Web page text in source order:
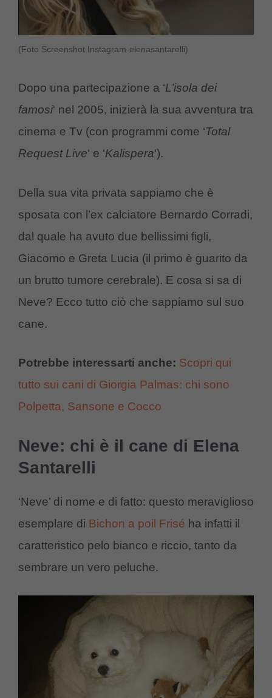
(Foto Screenshot Instagram-elenasantarelli)
Dopo una partecipazione a ‘L’isola dei
famosi‘ nel 2005, inizierà la sua avventura tra
cinema e Tv (con programmi come ‘Total
Request Live‘ e ‘Kalispera‘).
Della sua vita privata sappiamo che è
sposata con l’ex calciatore Bernardo Corradi,
dal quale ha avuto due bellissimi figli,
Giacomo e Greta Lucia (il primo è guarito da
un brutto tumore cerebrale). E cosa si sa di
Neve? Ecco tutto ciò che sappiamo sul suo
cane.
Potrebbe interessarti anche: Scopri qui
tutto sui cani di Giorgia Palmas: chi sono
Polpetta, Sansone e Cocco
Neve: chi è il cane di Elena
Santarelli
‘Neve’ di nome e di fatto: questo meraviglioso
esemplare di Bichon a poil Frisé ha infatti il
caratteristico pelo bianco e riccio, tanto da
sembrare un vero peluche.